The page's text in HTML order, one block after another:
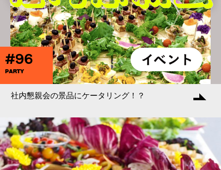
#96
PARTY
社内懇親会の景品にケータリング！？